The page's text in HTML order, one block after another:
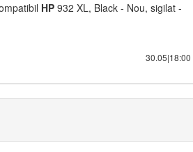
HP 932 XL, Black - Nou, sigilat -
30.05|18:00